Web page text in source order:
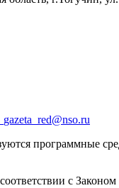
gazeta red@nso.ru
программные
с